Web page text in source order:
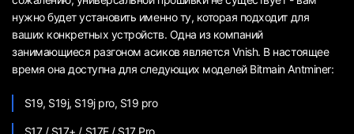
нужно будет установить именно ту, которая подходит для
ваших конкретных устройств. Одна из компаний
занимающиеся разгоном асиков является Vnish. В настоящее
время она доступна для следующих моделей Bitmain Antminer:
S19, S19j, S19j pro, S19 pro